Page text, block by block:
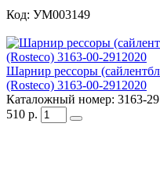
Код: УМ003149
Шарнир рессоры
(Rosteco) 3163-00-2912020
Каталожный номер: 3163-
510 р.